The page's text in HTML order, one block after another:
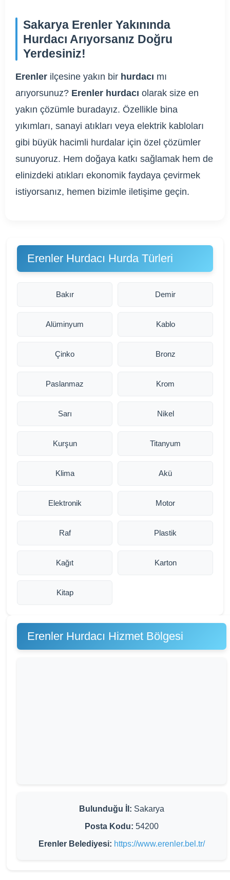
Sakarya Erenler Yakınında
Hurdacı Arıyorsanız Doğru
Yerdesiniz!
Erenler ilçesine yakın bir hurdacı mı
arıyorsunuz? Erenler hurdacı olarak size en
yakın çözümle buradayız. Özellikle bina
yıkımları, sanayi atıkları veya elektrik kabloları
gibi büyük hacimli hurdalar için özel çözümler
sunuyoruz. Hem doğaya katkı sağlamak hem de
elinizdeki atıkları ekonomik faydaya çevirmek
istiyorsanız, hemen bizimle iletişime geçin.
Erenler Hurdacı Hurda Türleri
Bakır Demir
Alüminyum Kablo
Çinko Bronz
Paslanmaz Krom
Sarı Nikel
Kurşun Titanyum
Klima Akü
Elektronik Motor
Raf Plastik
Kağıt Karton
Kitap
Erenler Hurdacı Hizmet Bölgesi
Bulunduğu İl: Sakarya
Posta Kodu: 54200
Erenler Belediyesi: https://www.erenler.bel.tr/